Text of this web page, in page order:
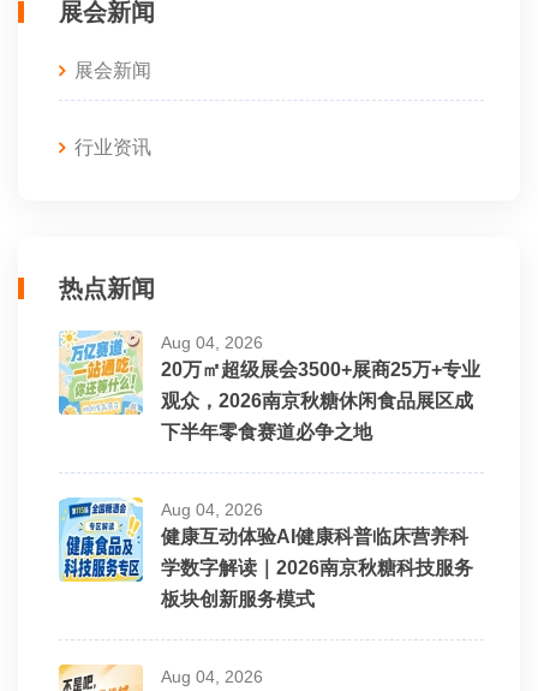
展会新闻
展会新闻
行业资讯
热点新闻
Aug 04, 2026
20万㎡超级展会3500+展商25万+专业
观众，2026南京秋糖休闲食品展区成
下半年零食赛道必争之地
Aug 04, 2026
健康互动体验AI健康科普临床营养科
学数字解读｜2026南京秋糖科技服务
板块创新服务模式
Aug 04, 2026